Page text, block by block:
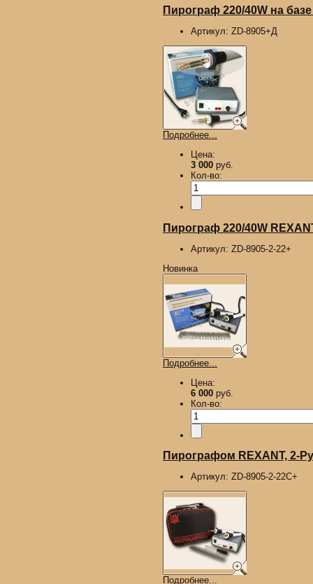
Пирограф 220/40W на
Артикул: ZD-8905+Д
Подробнее...
Цена:
3 000 руб.
Кол-во:
Пирограф 220/40W
Артикул: ZD-8905-2-22+
Новинка
Подробнее...
Цена:
6 000 руб.
Кол-во:
Пирографом REXANT, 2-
Артикул: ZD-8905-2-22С+
Подробнее...